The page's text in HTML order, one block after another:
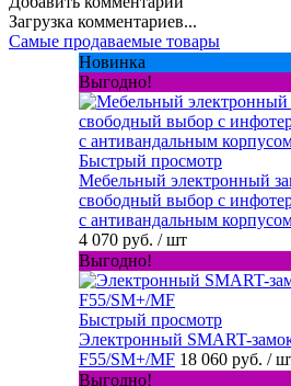
Загрузка комментариев...
Самые продаваемые товары
Новинка
Выгодно!
Быстрый просмотр
Мебельный электронный
свободный выбор с
с антивандальным
4 070 руб. / шт
Выгодно!
Быстрый просмотр
Электронный SMART-
F55/SM+/MF 18 060 руб. /
Выгодно!